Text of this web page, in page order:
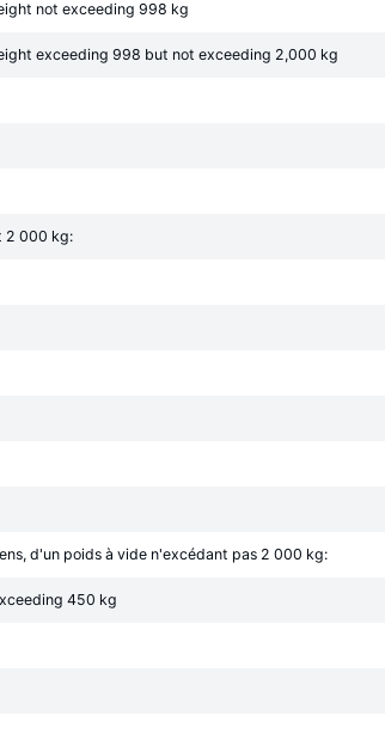
not exceeding 998 kg
exceeding 998 but not exceeding 2,000 kg
2 000 kg:
d'un poids à vide n'excédant pas 2 000 kg:
450 kg